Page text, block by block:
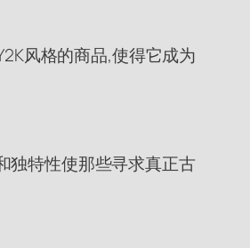
风格的商品,使得它成为
独特性使那些寻求真正古